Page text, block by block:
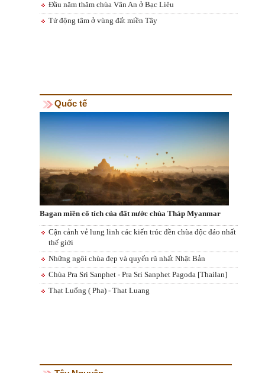
Đầu năm thăm chùa Vân An ở Bạc Liêu
Tứ động tâm ở vùng đất miền Tây
Quốc tế
Bagan miền cổ tích của đất nước chùa Tháp Myanmar
Cận cảnh vẻ lung linh các kiến trúc đền chùa độc đáo nhất
thế giới
Những ngôi chùa đẹp và quyến rũ nhất Nhật Bản
Chùa Pra Sri Sanphet - Pra Sri Sanphet Pagoda [Thailan]
Thạt Luổng ( Pha) - That Luang